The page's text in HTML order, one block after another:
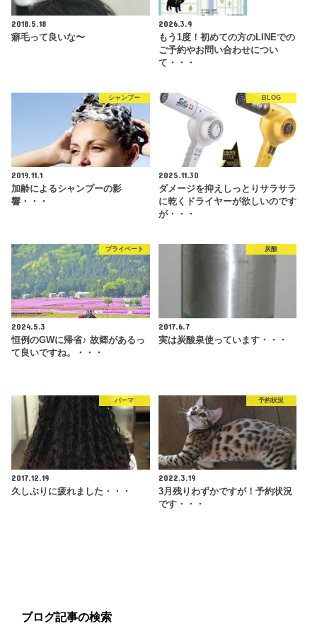
2018.5.18
癖毛って良いな〜
2026.3.9
もう1度！初めての方のLINEでの
ご予約やお問い合わせについ
て・・・
シャンプー
2019.11.1
加齢によるシャンプーの影
響・・・
BLOG
2025.11.30
ダメージを抑えしっとりサラサラ
に乾くドライヤーが欲しいのです
が・・・
プライベート
2024.5.3
恒例のGWに帰省♪ 故郷があるっ
て良いですね。・・・
炭酸
2017.6.7
実は炭酸泉使っています・・・
パーマ
2017.12.19
久しぶりに疲れました・・・
予約状況
2022.3.19
3月残りわずかですが！予約状況
です・・・
ブログ記事の検索